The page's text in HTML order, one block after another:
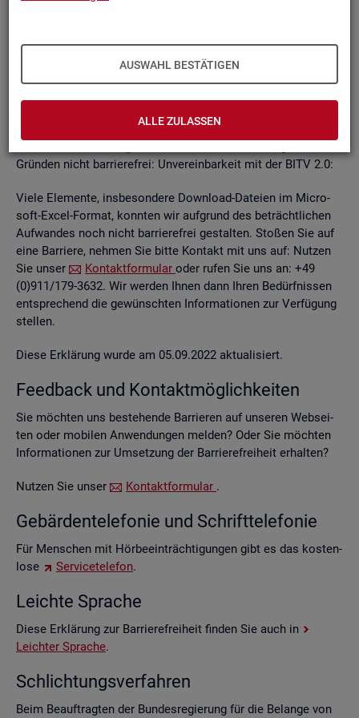
AUSWAHL BESTÄTIGEN
ALLE ZULASSEN
kon­ti­nu­ier­lich durch­ge­führt wer­den.
Die Web­sei­ten sind mit den ge­nann­ten An­for­de­run­gen teil­
Grün­den nicht bar­rie­re­frei: Un­ver­ein­bar­keit mit der BITV 2.0:
Viele Ele­men­te, ins­be­son­de­re Down­load-Da­tei­en im Mi­cro­
soft-Excel-For­mat, konn­ten wir auf­grund des be­trächt­li­chen
Auf­wan­des noch nicht bar­rie­re­frei ge­stal­ten. Sto­ßen Sie auf
eine Bar­rie­re, neh­men Sie bitte Kon­takt mit uns auf: Nut­zen
Sie unser
Kon­takt­for­mu­lar oder rufen Sie uns an: +49
(0)911/179-3632. Wir wer­den Ihnen dann Ihren Be­dürf­nis­sen
ent­spre­chend die ge­wünsch­ten In­for­ma­tio­nen zur Ver­fü­gung
stel­len.
Diese Er­klä­rung wurde am 05.09.2022 ak­tua­li­siert.
Feed­back und Kon­takt­mög­lich­kei­ten
Sie möch­ten uns be­stehen­de Bar­rie­ren auf un­se­ren Web­sei­
ten oder mo­bi­len An­wen­dun­gen mel­den? Oder Sie möch­ten
In­for­ma­tio­nen zur Um­set­zung der Bar­rie­re­frei­heit er­hal­ten?
Nut­zen Sie unser Kon­takt­for­mu­lar .
Ge­bär­den­te­le­fo­nie und Schrift­te­le­fo­nie
Für Men­schen mit Hör­be­ein­träch­ti­gun­gen gibt es das kos­ten­
lo­se
Ser­vice­te­le­fon.
Leich­te Spra­che
Diese Er­klä­rung zur Bar­rie­re­frei­heit fin­den Sie auch in
Leich­ter Spra­che.
Schlich­tungs­ver­fah­ren
Beim Be­auf­trag­ten der Bun­des­re­gie­rung für die Be­lan­ge von